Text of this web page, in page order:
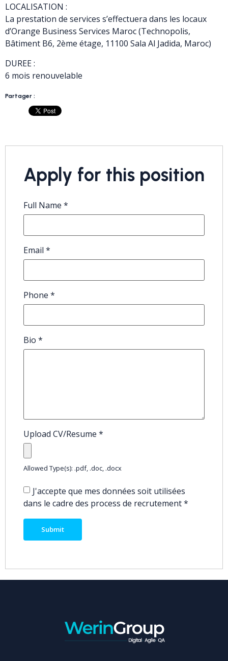
LOCALISATION :
La prestation de services s’effectuera dans les locaux
d’Orange Business Services Maroc (Technopolis,
Bâtiment B6, 2ème étage, 11100 Sala Al Jadida, Maroc)
DUREE :
6 mois renouvelable
Partager :
Apply for this position
Full Name *
Email *
Phone *
Bio *
Upload CV/Resume *
Allowed Type(s): .pdf, .doc, .docx
J'accepte que mes données soit utilisées
dans le cadre des process de recrutement*